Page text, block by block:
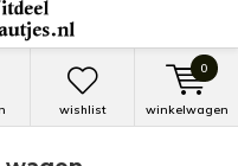
wishlist winkelwagen
0